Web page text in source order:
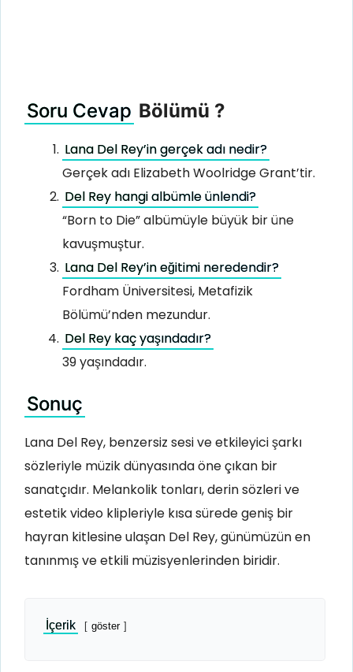
Soru Cevap Bölümü ?
Lana Del Rey’in gerçek adı nedir?
Gerçek adı Elizabeth Woolridge Grant’tir.
Del Rey hangi albümle ünlendi?
“Born to Die” albümüyle büyük bir üne
kavuşmuştur.
Lana Del Rey’in eğitimi neredendir?
Fordham Üniversitesi, Metafizik
Bölümü’nden mezundur.
Del Rey kaç yaşındadır?
39 yaşındadır.
Sonuç
Lana Del Rey, benzersiz sesi ve etkileyici şarkı
sözleriyle müzik dünyasında öne çıkan bir
sanatçıdır. Melankolik tonları, derin sözleri ve
estetik video klipleriyle kısa sürede geniş bir
hayran kitlesine ulaşan Del Rey, günümüzün en
tanınmış ve etkili müzisyenlerinden biridir.
İçerik göster